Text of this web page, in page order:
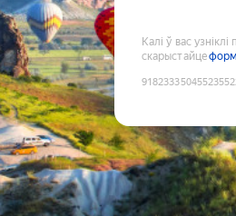
Калі ў вас
скарыстайце